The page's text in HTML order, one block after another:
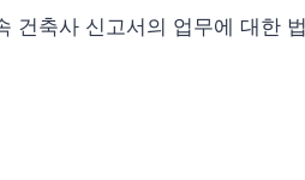
건축사 신고서의 업무에 대한